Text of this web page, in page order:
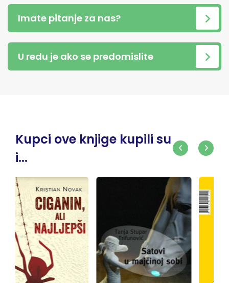
Imate pitanje za nas?
U redu je ako se predomislite
Kupci ove knjige kupili su
i...